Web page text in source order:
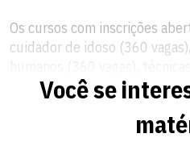
Os cursos com inscrições
cuidador de idoso (360
assistente administrativo
vagas), estoquista (100
(100 vagas), agente
Você se